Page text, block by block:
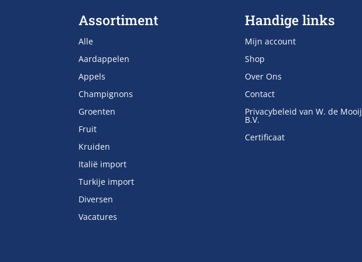
Assortiment
Alle
Aardappelen
Appels
Champignons
Groenten
Fruit
Kruiden
Italië import
Turkije import
Diversen
Vacatures
Handige links
Mijn account
Shop
Over Ons
Contact
Privacybeleid van W. de Mooij
B.V.
Certificaat